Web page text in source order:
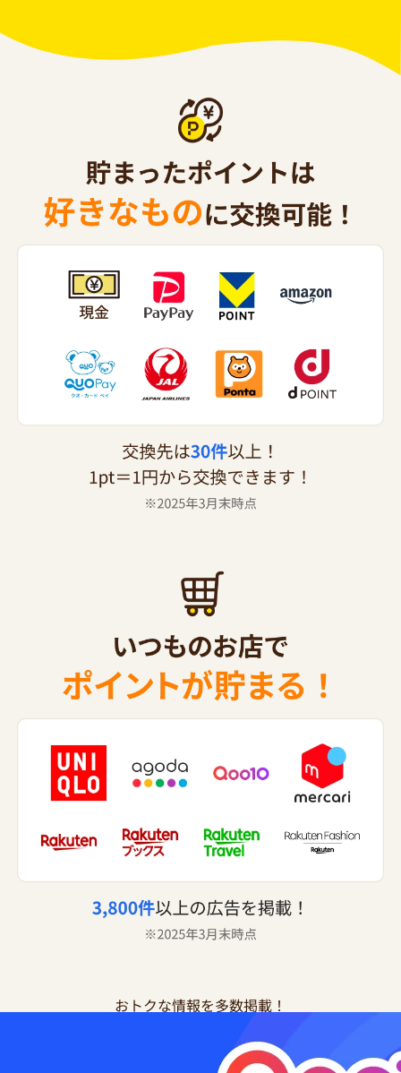
おトクな情報を多数掲載！